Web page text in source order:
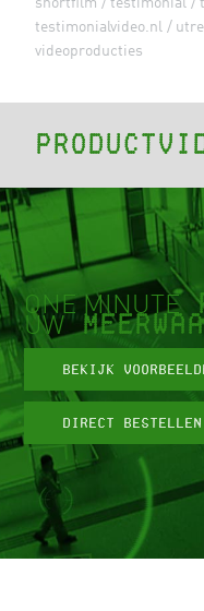
shortfilm testimonial
testimonialvideo.nl
videoproducties
ONE MINUTE
UW
Bekijk
Direct bestellen